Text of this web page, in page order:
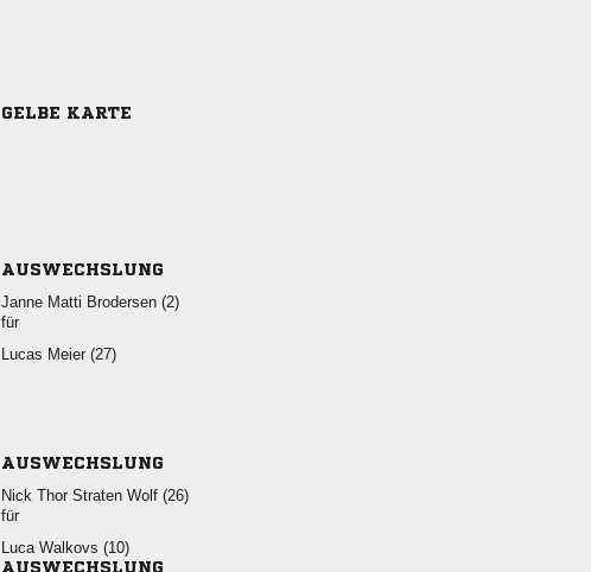
GELBE KARTE
AUSWECHSLUNG
   
für
  
AUSWECHSLUNG
    
für
  
AUSWECHSLUNG